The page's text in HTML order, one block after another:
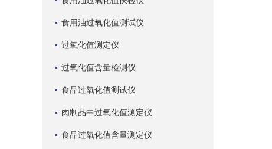
食用油过氧化值测试仪
过氧化值测定仪
过氧化值含量检测仪
食品过氧化值测试仪
肉制品中过氧化值测定仪
食品过氧化值含量测定仪